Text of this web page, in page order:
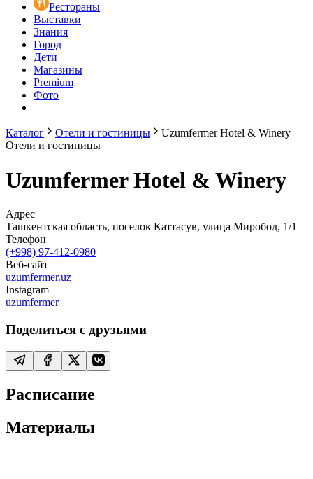
Рестораны
Выставки
Знания
Город
Дети
Магазины
Premium
Фото
Каталог Отели и гостиницы
Uzumfermer Hotel & Winery
Отели и гостиницы
Uzumfermer Hotel & Winery
Адрес
Ташкентская область, поселок Каттасув, улица Миробод, 1/1
Телефон
(+998) 97-412-0980
Веб-сайт
uzumfermer.uz
Instagram
uzumfermer
Поделиться с друзьями
Расписание
Материалы